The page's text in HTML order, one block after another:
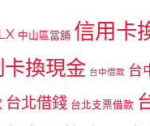
中山區當舖 信用卡
卡換現金 台中借款 台
台北借錢 台北支票借款